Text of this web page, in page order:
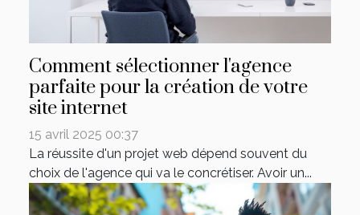
Comment sélectionner l'agence
parfaite pour la création de votre
site internet
15 avril 2025 00:37
La réussite d'un projet web dépend souvent du
choix de l'agence qui va le concrétiser. Avoir un...